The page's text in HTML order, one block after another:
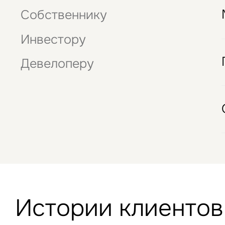
Собственнику
Инвестору
Девелоперу
Истории клиентов
Это обязательное поле